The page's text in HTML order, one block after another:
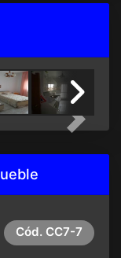
Next
Cód. CC7-7